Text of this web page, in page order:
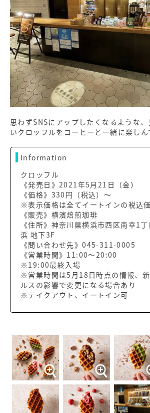
思わずSNSにアップしたくなるような
いクロッフルをコーヒーと一緒に楽しん
Information
クロッフル
《発売日》2021年5月21日（金）
《価格》330円（税込）～
※表示価格は全てイートインの税込
《販売》横濱焙煎珈琲
《住所》神奈川県横浜市西区南幸1
浜 地下3F
《問い合わせ先》045-311-0005
《営業時間》11:00～20:00
※19:00最終入場
※営業時間は5月18日時点の情報、
ルスの影響で変更になる場合あり
※テイクアウト、イートイン可